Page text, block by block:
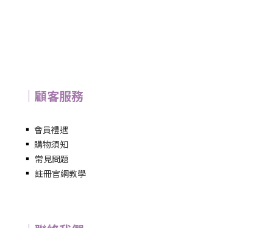
｜顧客服務
▪ 會員禮遇
▪ 購物須知
▪ 常見問題
▪ 註冊官網教學